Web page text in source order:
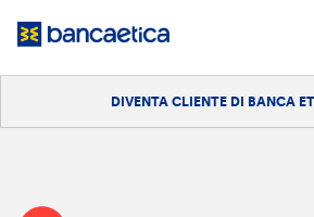
DIVENTA CLIENTE DI BANCA